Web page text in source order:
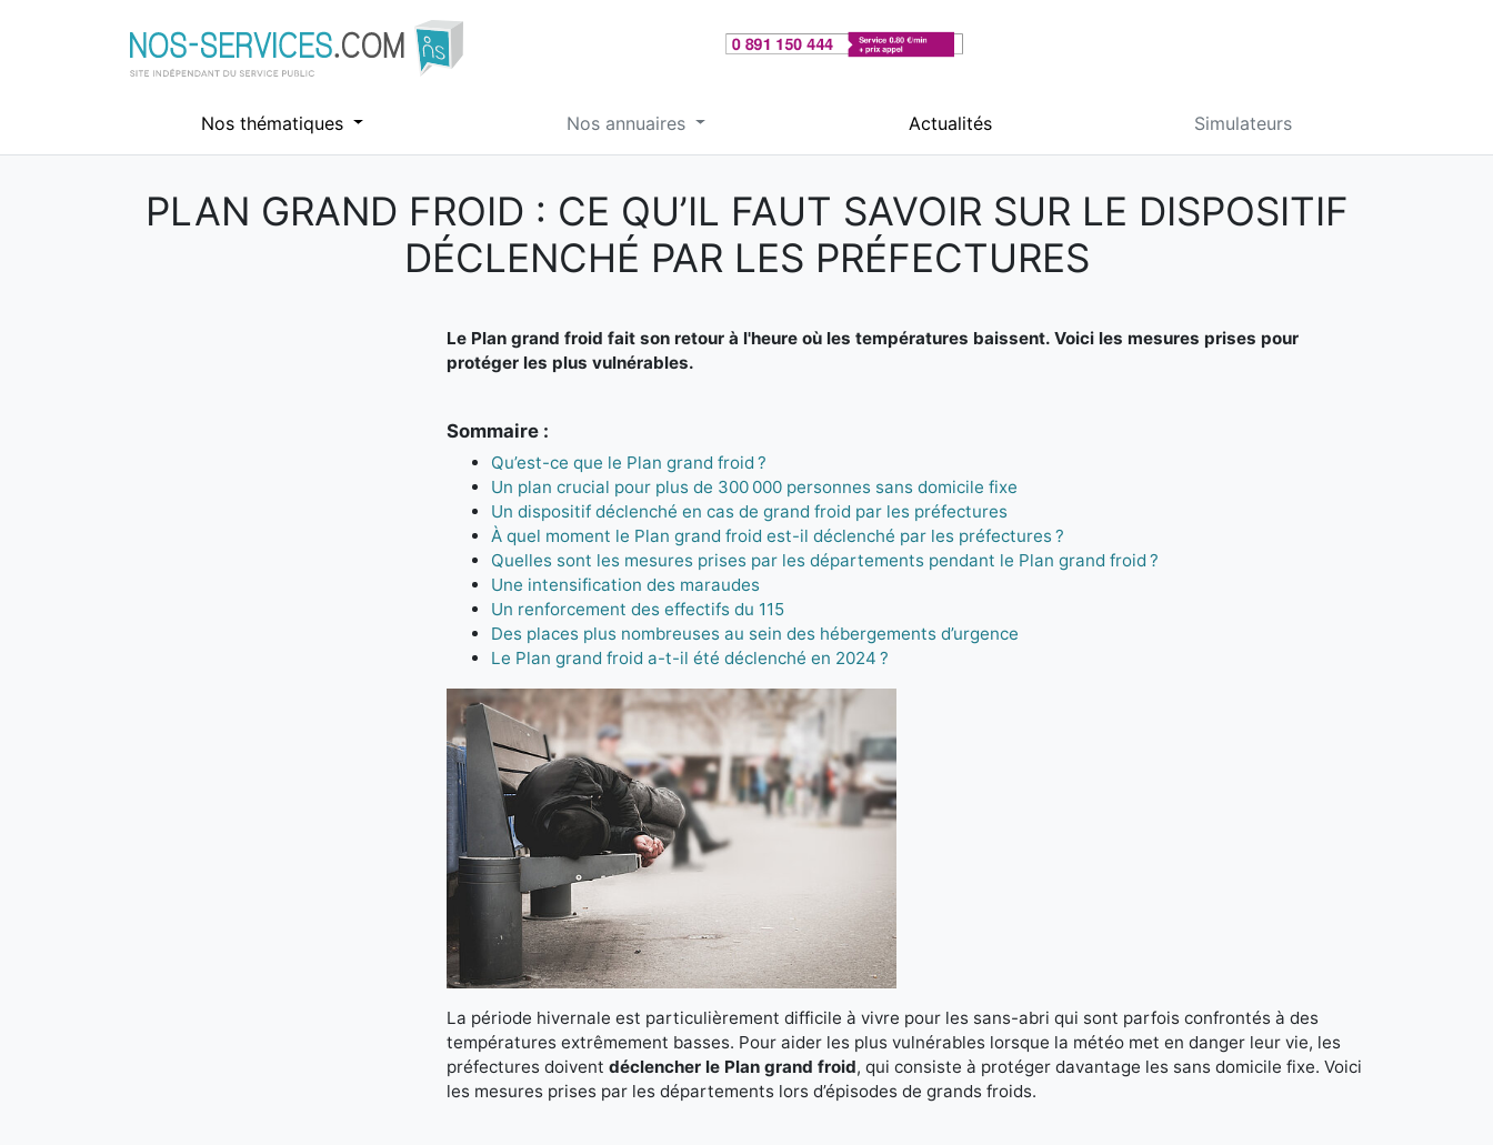
Aller au contenu principal
Nos thématiques Nos annuaires Actualités Simulateurs
PLAN GRAND FROID : CE QU’IL FAUT SAVOIR SUR LE DISPOSITIF
DÉCLENCHÉ PAR LES PRÉFECTURES
Le Plan grand froid fait son retour à l'heure où les températures baissent. Voici les mesures prises pour
protéger les plus vulnérables.
Sommaire :
Qu’est-ce que le Plan grand froid ?
Un plan crucial pour plus de 300 000 personnes sans domicile fixe
Un dispositif déclenché en cas de grand froid par les préfectures
À quel moment le Plan grand froid est-il déclenché par les préfectures ?
Quelles sont les mesures prises par les départements pendant le Plan grand froid ?
Une intensification des maraudes
Un renforcement des effectifs du 115
Des places plus nombreuses au sein des hébergements d’urgence
Le Plan grand froid a-t-il été déclenché en 2024 ?
La période hivernale est particulièrement difficile à vivre pour les sans-abri qui sont parfois confrontés à des
températures extrêmement basses. Pour aider les plus vulnérables lorsque la météo met en danger leur vie, les
préfectures doivent déclencher le Plan grand froid, qui consiste à protéger davantage les sans domicile fixe. Voici
les mesures prises par les départements lors d’épisodes de grands froids.